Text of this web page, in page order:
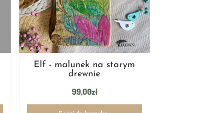
Elf - malunek na starym
drewnie
99,00zł